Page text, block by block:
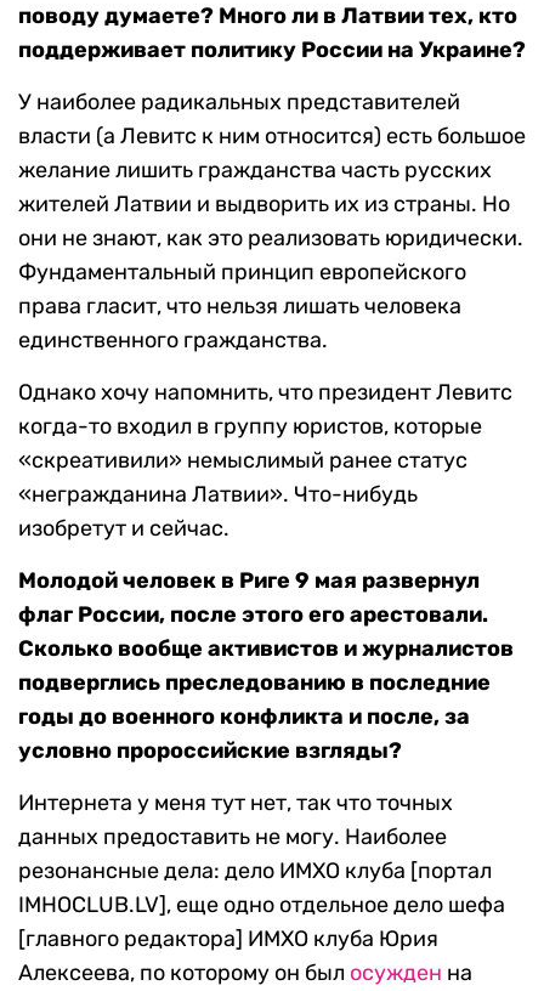
поводу думаете? Много ли в Латвии тех, кто
поддерживает политику России на Украине?
У наиболее радикальных представителей
власти (а Левитс к ним относится) есть большое
желание лишить гражданства часть русских
жителей Латвии и выдворить их из страны. Но
они не знают, как это реализовать юридически.
Фундаментальный принцип европейского
права гласит, что нельзя лишать человека
единственного гражданства.
Однако хочу напомнить, что президент Левитс
когда-то входил в группу юристов, которые
«скреативили» немыслимый ранее статус
«негражданина Латвии». Что-нибудь
изобретут и сейчас.
Молодой человек в Риге 9 мая развернул
флаг России, после этого его арестовали.
Сколько вообще активистов и журналистов
подверглись преследованию в последние
годы до военного конфликта и после, за
условно пророссийские взгляды?
Интернета у меня тут нет, так что точных
данных предоставить не могу. Наиболее
резонансные дела: дело ИМХО клуба [портал
IMHOCLUB.LV], еще одно отдельное дело шефа
[главного редактора] ИМХО клуба Юрия
Алексеева, по которому он был осужден на